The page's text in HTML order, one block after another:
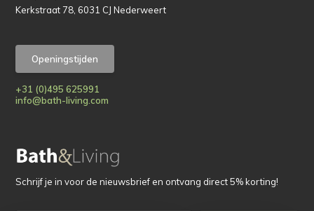
Kerkstraat 78, 6031 CJ Nederweert
Openingstijden
+31 (0)495 625991
info@bath-living.com
Schrijf je in voor de nieuwsbrief en ontvang direct 5% korting!